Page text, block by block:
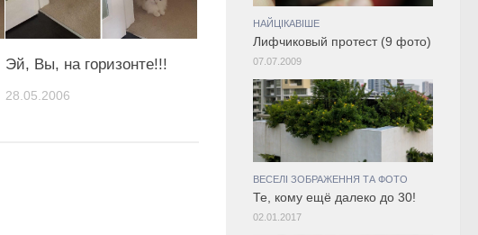
Эй, Вы, на горизонте!!!
28.05.2006
НАЙЦІКАВІШЕ
Лифчиковый протест (9 фото)
07.07.2009
ВЕСЕЛІ ЗОБРАЖЕННЯ ТА ФОТО
Те, кому ещё далеко до 30!
02.01.2017